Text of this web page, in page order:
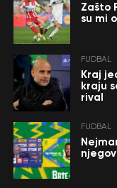
Zašto
su mi
FUDBAL
Kraj
kraju
rival
FUDBAL